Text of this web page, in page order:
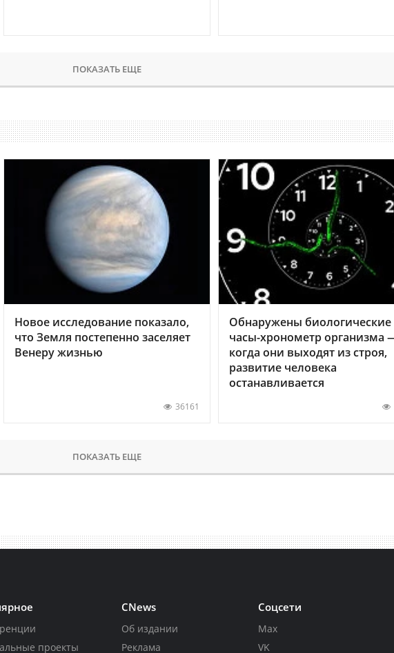
ПОКАЗАТЬ ЕЩЕ
Новое исследование показало,
что Земля постепенно заселяет
Венеру жизнью
36161
Обнаружены биологические
часы-хронометр организма
когда они выходят из строя,
развитие человека
останавливается
ПОКАЗАТЬ ЕЩЕ
проекты
CNews
Об издании
Реклама
Соцсети
Max
VK